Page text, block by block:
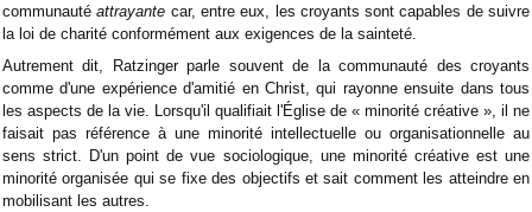
communautéattrayante car, entre eux, les croyants sont capables de suivre
la loi de charité conformément aux exigences de la sainteté.
Autrement dit, Ratzinger parle souvent de la communauté des croyants
comme d'une expérience d'amitié en Christ, qui rayonne ensuite dans tous
les aspects de la vie. Lorsqu'il qualifiait l'Église de « minorité créative », il ne
faisait pas référence à une minorité intellectuelle ou organisationnelle au
sens strict. D'un point de vue sociologique, une minorité créative est une
minorité organisée qui se fixe des objectifs et sait comment les atteindre en
mobilisant les autres.